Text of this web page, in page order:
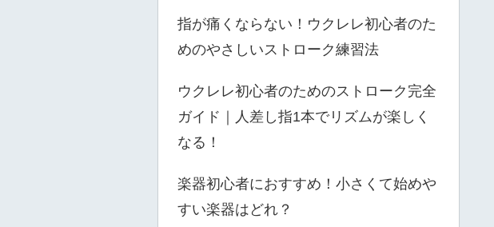
指が痛くならない！ウクレレ初心者のた
めのやさしいストローク練習法
ウクレレ初心者のためのストローク完全
ガイド｜人差し指1本でリズムが楽しく
なる！
楽器初心者におすすめ！小さくて始めや
すい楽器はどれ？